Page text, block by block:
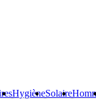
HygièneSolaire